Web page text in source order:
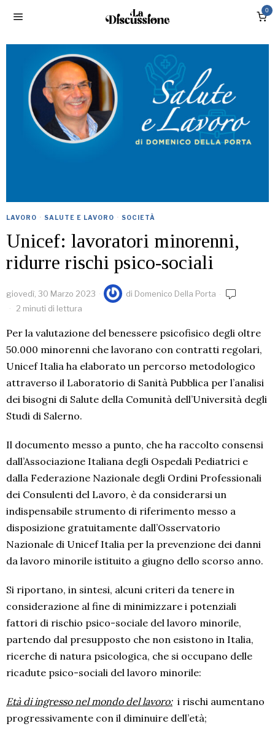
0
LAVORO · SALUTE E LAVORO · SOCIETÀ
Unicef: lavoratori minorenni,
ridurre rischi psico-sociali
giovedì, 30 Marzo 2023 di Domenico Della Porta
2 minuti di lettura
Per la valutazione del benessere psicofisico degli oltre
50.000 minorenni che lavorano con contratti regolari,
Unicef Italia ha elaborato un percorso metodologico
attraverso il Laboratorio di Sanità Pubblica per l’analisi
dei bisogni di Salute della Comunità dell’Università degli
Studi di Salerno.
Il documento messo a punto, che ha raccolto consensi
dall’Associazione Italiana degli Ospedali Pediatrici e
dalla Federazione Nazionale degli Ordini Professionali
dei Consulenti del Lavoro, è da considerarsi un
indispensabile strumento di riferimento messo a
disposizione gratuitamente dall’Osservatorio
Nazionale di Unicef Italia per la prevenzione dei danni
da lavoro minorile istituito a giugno dello scorso anno.
Si riportano, in sintesi, alcuni criteri da tenere in
considerazione al fine di minimizzare i potenziali
fattori di rischio psico-sociale del lavoro minorile,
partendo dal presupposto che non esistono in Italia,
ricerche di natura psicologica, che si occupano delle
ricadute psico-sociali del lavoro minorile:
Età di ingresso nel mondo del lavoro:i rischi aumentano
progressivamente con il diminuire dell’età;